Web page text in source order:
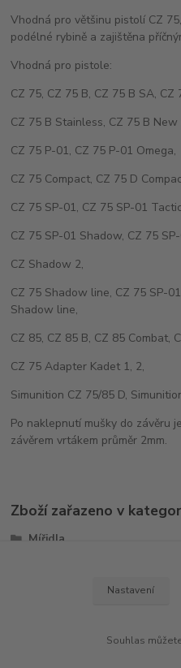
Vhodná pro většinu pistolí CZ
podélné rybině a zajištěna
Vhodná pro pistole:
CZ 75, CZ 75 B, CZ 75 B SA,
CZ 75 B Stainless, CZ 75 B New
CZ 75 P-01, CZ 75 P-01 Omega,
CZ 75 Compact, CZ 75 D
CZ 75 SP-01, CZ 75 SP-01
CZ 75 SP-01 Shadow, CZ 75
CZ Shadow 2,
CZ 75 Shadow line, CZ 75 SP-
Shadow line,
CZ 85, CZ 85 B, CZ 85 Combat,
CZ 75 Adapter Kadet 1, 2,
Simunition CZ 75/85 D,
Po naklepnutí mušky do závěru
závěrem vrtákem průměr 2mm.
Zboží zařazeno v
Mířidla
Nastavení
Souhlas